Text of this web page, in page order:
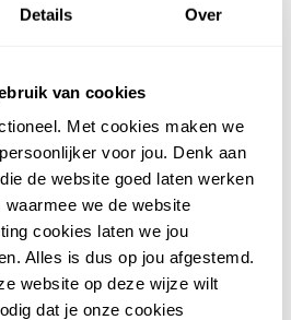
Details Over
van cookies
Met cookies maken we
voor jou. Denk aan
de website goed laten werken
we de website
cookies laten we jou
Alles is dus op jou afgestemd.
website op deze wijze wilt
dat je onze cookies